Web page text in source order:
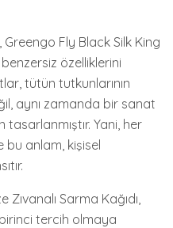
Fly Black Silk King
benzersiz özelliklerini
tütün tutkunlarının
aynı zamanda bir sanat
Yani, her
bu anlam, kişisel
Sarma Kağıdı,
tercih olmaya